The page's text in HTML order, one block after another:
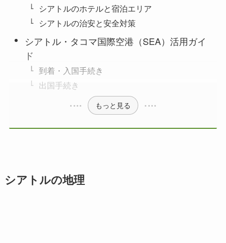
シアトルのホテルと宿泊エリア
シアトルの治安と安全対策
シアトル・タコマ国際空港（SEA）活用ガイ
ド
到着・入国手続き
出国手続き
もっと見る
シアトルの地理